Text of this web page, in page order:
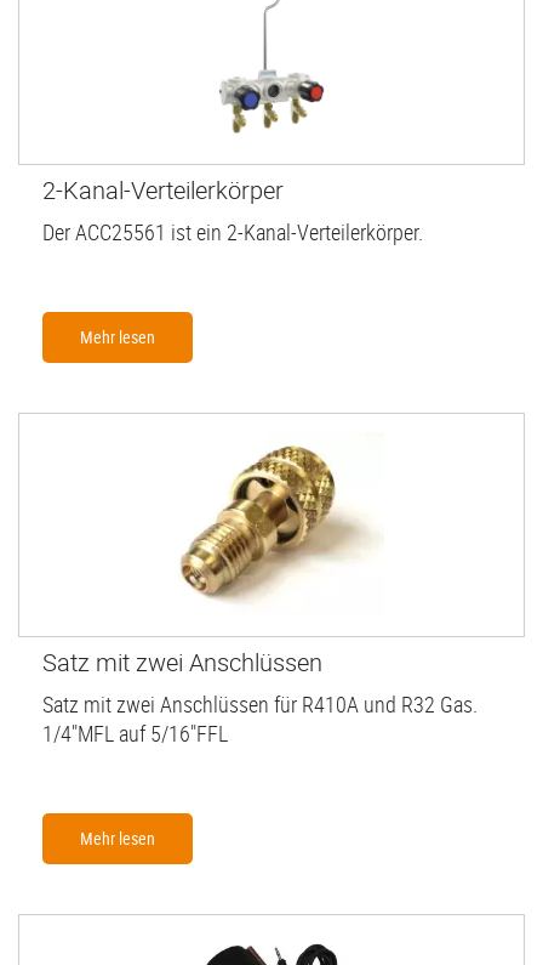
2-Kanal-Verteilerkörper
Der ACC25561 ist ein 2-Kanal-Verteilerkörper.
Mehr lesen
Satz mit zwei Anschlüssen
Satz mit zwei Anschlüssen für R410A und R32 Gas.
1/4"MFL auf 5/16"FFL
Mehr lesen